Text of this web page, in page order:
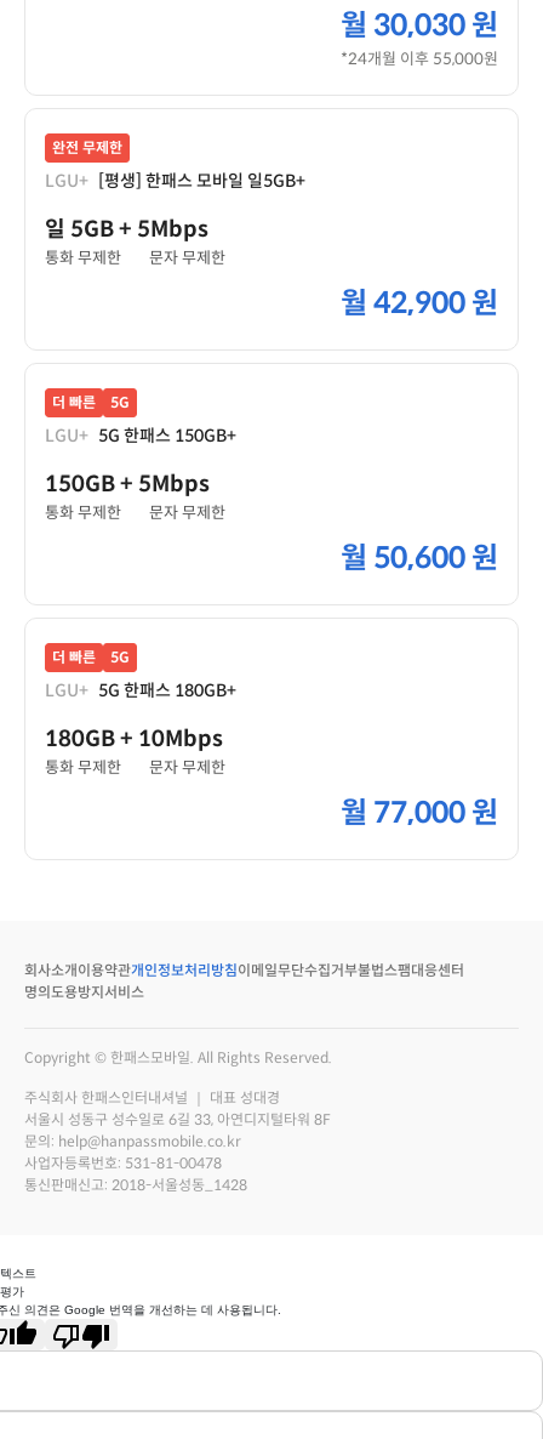
월 30,030 원
*24개월 이후 55,000원
완전 무제한
LGU+ [평생] 한패스 모바일 일5GB+
일 5GB+ 5Mbps
통화 무제한 문자 무제한
월 42,900 원
더 빠른 5G
LGU+ 5G 한패스 150GB+
150GB+ 5Mbps
통화 무제한 문자 무제한
월 50,600 원
더 빠른 5G
LGU+ 5G 한패스 180GB+
180GB+ 10Mbps
통화 무제한 문자 무제한
월 77,000 원
회사소개 이용약관개인정보처리방침이메일무단수집거부불법스팸대응센터
명의도용방지서비스
Copyright © 한패스모바일. All Rights Reserved.
주식회사 한패스인터내셔널 ｜ 대표 성대경
서울시 성동구 성수일로 6길 33, 아연디지털타워 8F
문의: help@hanpassmobile.co.kr
사업자등록번호: 531-81-00478
통신판매신고: 2018-서울성동_1428
스트
가
신 의견은 Google 번역을 개선하는 데 사용됩니다.